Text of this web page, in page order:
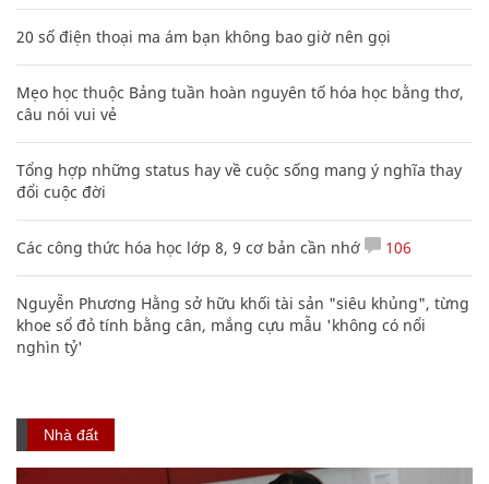
20 số điện thoại ma ám bạn không bao giờ nên gọi
Mẹo học thuộc Bảng tuần hoàn nguyên tố hóa học bằng thơ,
câu nói vui vẻ
Tổng hợp những status hay về cuộc sống mang ý nghĩa thay
đổi cuộc đời
Các công thức hóa học lớp 8, 9 cơ bản cần nhớ 106
Nguyễn Phương Hằng sở hữu khối tài sản "siêu khủng", từng
khoe sổ đỏ tính bằng cân, mắng cựu mẫu 'không có nổi
nghìn tỷ'
Nhà đất